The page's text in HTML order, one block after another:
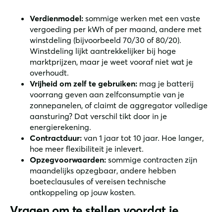
Verdienmodel: sommige werken met een vaste
vergoeding per kWh of per maand, andere met
winstdeling (bijvoorbeeld 70/30 of 80/20).
Winstdeling lijkt aantrekkelijker bij hoge
marktprijzen, maar je weet vooraf niet wat je
overhoudt.
Vrijheid om zelf te gebruiken: mag je batterij
voorrang geven aan zelfconsumptie van je
zonnepanelen, of claimt de aggregator volledige
aansturing? Dat verschil tikt door in je
energierekening.
Contractduur: van 1 jaar tot 10 jaar. Hoe langer,
hoe meer flexibiliteit je inlevert.
Opzegvoorwaarden: sommige contracten zijn
maandelijks opzegbaar, andere hebben
boeteclausules of vereisen technische
ontkoppeling op jouw kosten.